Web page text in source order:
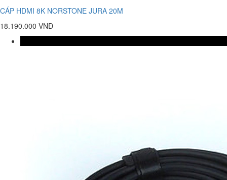
CÁP HDMI 8K NORSTONE JURA 20M
18.190.000 VNĐ